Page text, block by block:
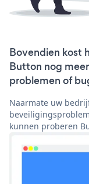
Bovendien kost
Button nog
problemen of
Naarmate uw
kunnen proberen